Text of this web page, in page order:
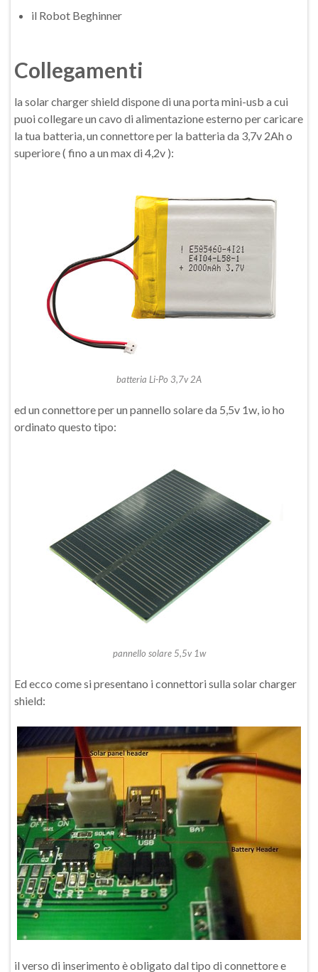
il Robot Beghinner
Collegamenti
la solar charger shield dispone di una porta mini-usb a cui
puoi collegare un cavo di alimentazione esterno per caricare
la tua batteria, un connettore per la batteria da 3,7v 2Ah o
superiore ( fino a un max di 4,2v ):
batteria Li-Po 3,7v 2A
ed un connettore per un pannello solare da 5,5v 1w, io ho
ordinato questo tipo:
pannello solare 5,5v 1w
Ed ecco come si presentano i connettori sulla solar charger
shield:
il verso di inserimento è obligato dal tipo di connettore e